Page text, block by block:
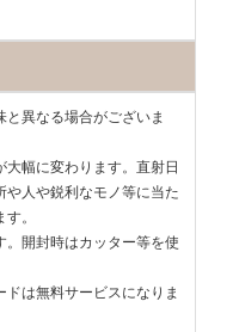
異なる場合がございま
幅に変わります。直射日
や人や鋭利なモノ等に当た
。
。開封時はカッター等を使
は無料サービスになりま